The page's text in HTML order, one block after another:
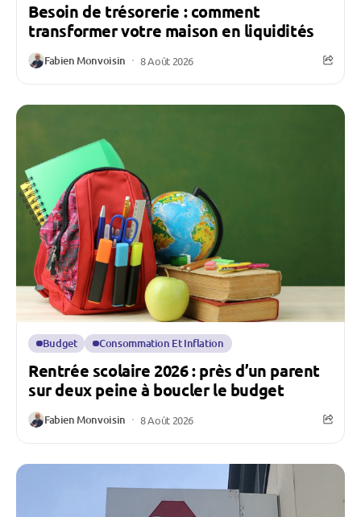
Besoin de trésorerie : comment
transformer votre maison en liquidités
Fabien Monvoisin 8 Août 2026
Budget Consommation Et Inflation
Rentrée scolaire 2026 : près d’un parent
sur deux peine à boucler le budget
Fabien Monvoisin 8 Août 2026